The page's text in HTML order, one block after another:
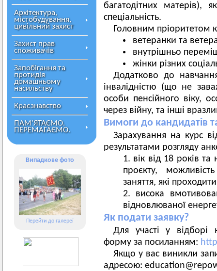
Архітектура,
містобудування,
цивільний захист
Захист прав
споживачів
Запобігання та
протидія
домашньому
насильству
Краєзнавство
ПАМ’ЯТАЄМО.
ПЕРЕМАГАЄМО.
Випадкове фото
Перейти до галереї
багатодітних матерів),
спеціальність.
Головним пріоритетом
ветеранки та
внутрішньо
жінки різних
Додатково до
інвалідністю (що не
особи пенсійного віку,
через війну, та інші
Вимоги до кандидатів
Зарахування на курс
результатами розгляду
вік від 18 років та
проєкту,
заняття, які
висока
відновлюваної
Як подати заявку?
Для участі у відборі
форму за посиланням:
Якщо у вас виникли
адресою: